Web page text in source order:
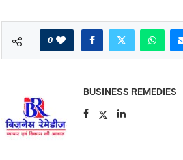
0
BUSINESS REMEDIES